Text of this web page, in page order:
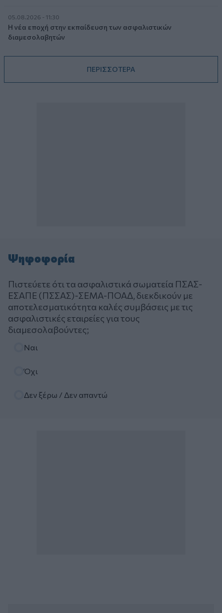
05.08.2026 - 11:30
Η νέα εποχή στην εκπαίδευση των ασφαλιστικών
διαμεσολαβητών
ΠΕΡΙΣΣΟΤΕΡΑ
Ψηφοφορία
Πιστεύετε ότι τα ασφαλιστικά σωματεία ΠΣΑΣ-
ΕΣΑΠΕ (ΠΣΣΑΣ)-ΣΕΜΑ-ΠΟΑΔ, διεκδικούν με
αποτελεσματικότητα καλές συμβάσεις με τις
ασφαλιστικές εταιρείες για τους
διαμεσολαβούντες;
Ναι
Όχι
Δεν ξέρω / Δεν απαντώ